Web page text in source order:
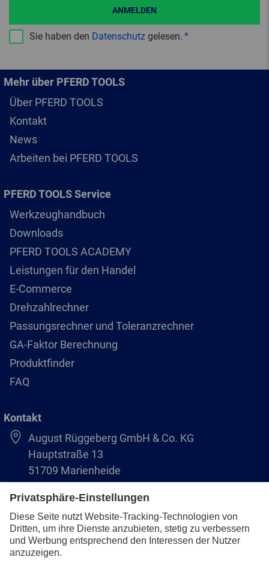
Sie haben den Datenschutz gelesen.
ANMELDEN
Mehr über PFERD TOOLS
Über PFERD TOOLS
Kontakt
News
Arbeiten bei PFERD TOOLS
PFERD TOOLS Service
Werkzeughandbuch
Downloads
PFERD TOOLS ACADEMY
Leistungen für den Handel
E-Commerce
Drehzahlrechner
Passungsrechner und Toleranzrechner
GA-Faktor Berechnung
Produktfinder
FAQ
Kontakt
August Rüggeberg GmbH & Co. KG
Hauptstraße 13
51709 Marienheide
+49 2264 9-0
info@pferd.com
+49 2264 9-400